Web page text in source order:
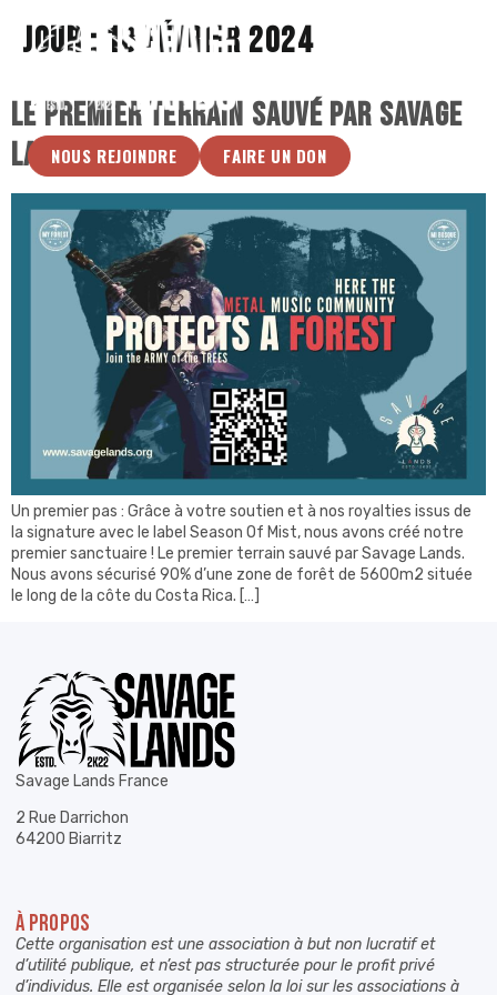
NOUS REJOINDRE FAIRE UN DON
Jour : 18 février 2024
Le premier terrain sauvé par Savage
Lands !
Un premier pas : Grâce à votre soutien et à nos royalties issus de
la signature avec le label Season Of Mist, nous avons créé notre
premier sanctuaire ! Le premier terrain sauvé par Savage Lands.
Nous avons sécurisé 90% d’une zone de forêt de 5600m2 située
le long de la côte du Costa Rica. […]
Savage Lands France
2 Rue Darrichon
64200 Biarritz
À PROPOS
Cette organisation est une association à but non lucratif et
d’utilité publique, et n’est pas structurée pour le profit privé
d’individus. Elle est organisée selon la loi sur les associations à